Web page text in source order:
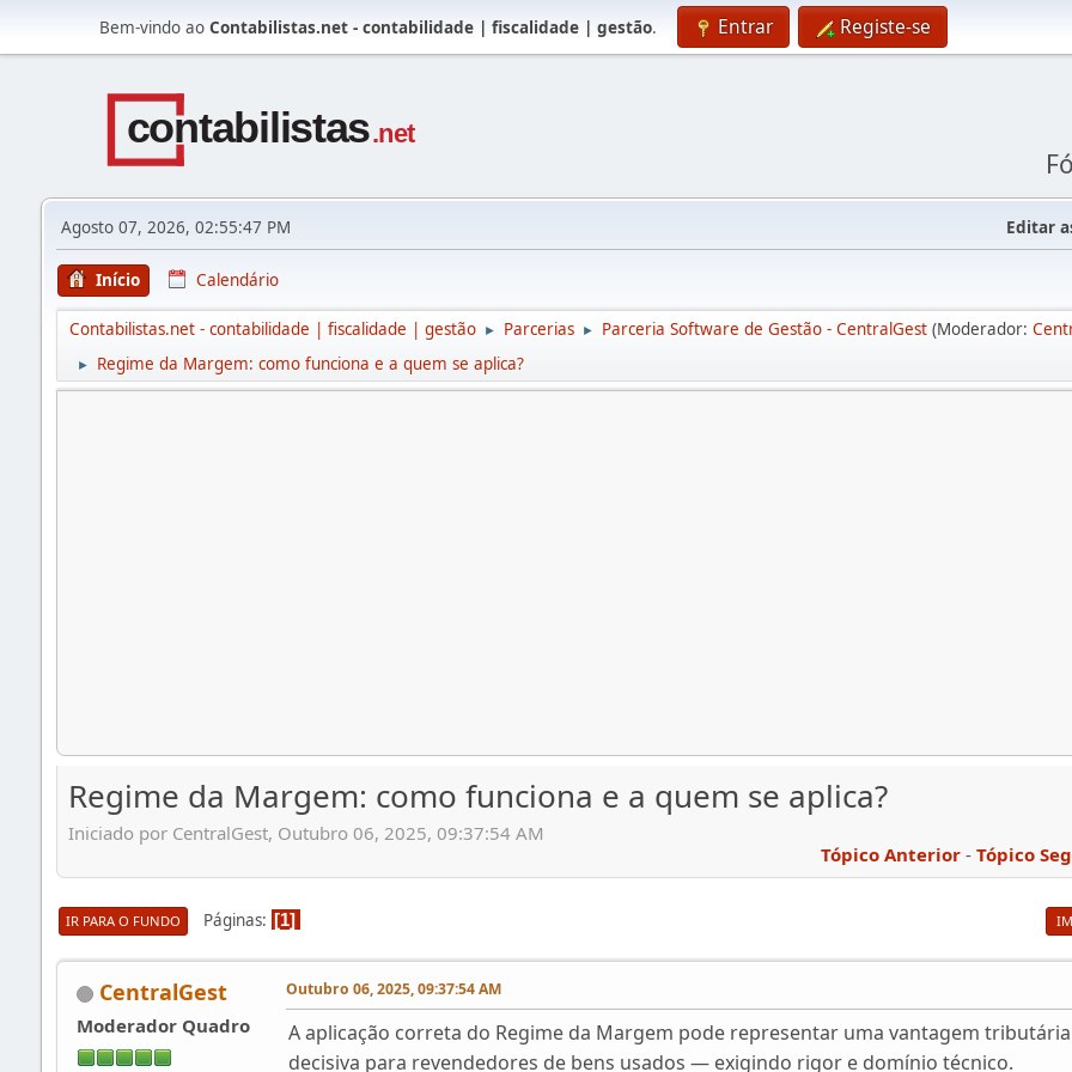
Bem-vindo ao Contabilistas.net - contabilidade | fiscalidade | gestão. Entrar Registe-se
Agosto 07, 2026, 02:55:47 PM Editar
Início Calendário
Contabilistas.net - contabilidade | fiscalidade | gestão ► Parcerias ► Parceria Software de Gestão - CentralGest (Moderador:
► Regime da Margem: como funciona e a quem se aplica?
Regime da Margem: como funciona e a quem se aplica?
Iniciado por CentralGest, Outubro 06, 2025, 09:37:54 AM
Tópico Anterior -Tópico
IR PARA O FUNDO Páginas 1
CentralGest
Moderador Quadro
Outubro 06, 2025, 09:37:54 AM
A aplicação correta do Regime da Margem pode representar uma vantagem tributária
decisiva para revendedores de bens usados — exigindo rigor e domínio técnico.